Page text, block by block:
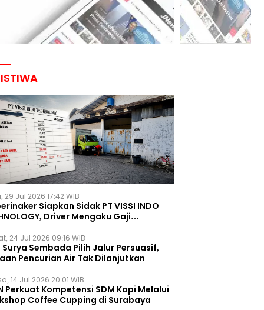
29 Jul 2026 17:42 WIB
Siapkan Sidak PT VISSI INDO
Driver Mengaku Gaji
24 Jul 2026 09:16 WIB
Surya Sembada Pilih Jalur Persuasif,
Pencurian Air Tak Dilanjutkan
14 Jul 2026 20:01 WIB
Perkuat Kompetensi SDM Kopi Melalui
Coffee Cupping di Surabaya